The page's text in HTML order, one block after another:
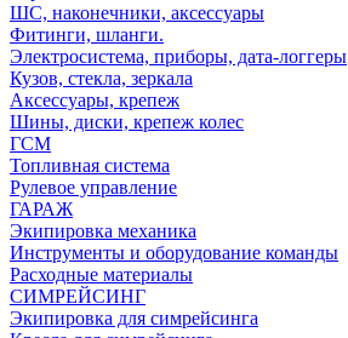
ШС, наконечники, аксессуары
Фитинги, шланги.
Электросистема, приборы, дата-логгеры
Кузов, стекла, зеркала
Аксессуары, крепеж
Шины, диски, крепеж колес
ГСМ
Топливная система
Рулевое управление
ГАРАЖ
Экипировка механика
Инструменты и оборудование команды
Расходные материалы
СИМРЕЙСИНГ
Экипировка для симрейсинга